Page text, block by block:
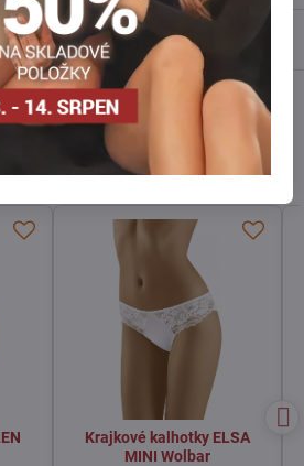
PinterestReddit WhatsApp
Krajkové kalhotky ELSA
MINI Wolbar